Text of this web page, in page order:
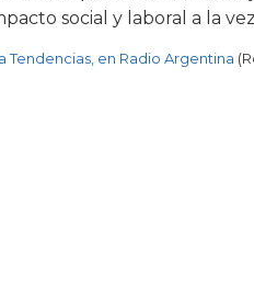
social y laboral a la
Tendencias, en Radio Argentina